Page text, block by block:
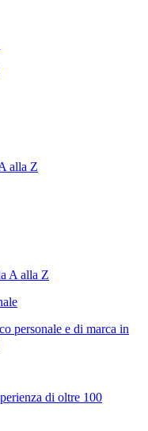
alla Z
A alla Z
personale e di marca in
di oltre 100